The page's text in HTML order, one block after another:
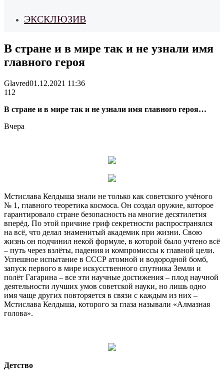
ЭКСКЛЮЗИВ
В стране и в мире так и не узнали имя
главного героя
Glavred01.12.2021 11:36
112
В стране и в мире так и не узнали имя главного героя…
Вчера
Мстислава Келдыша знали не только как советского учёного
№ 1, главного теоретика космоса. Он создал оружие, которое
гарантировало стране безопасность на многие десятилетия
вперёд. По этой причине гриф секретности распространялся
на всё, что делал знаменитый академик при жизни. Свою
жизнь он подчинил некой формуле, в которой было учтено всё
– путь через взлёты, падения и компромиссы к главной цели.
Успешное испытание в СССР атомной и водородной бомб,
запуск первого в мире искусственного спутника Земли и
полёт Гагарина – все эти научные достижения – плод научной
деятельности лучших умов советской науки, но лишь одно
имя чаще других повторяется в связи с каждым из них –
Мстислава Келдыша, которого за глаза называли «Алмазная
голова».
Детство